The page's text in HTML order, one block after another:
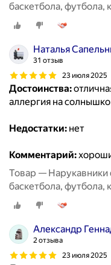
баскетбола, футбола,
пальцев, 2 пары
Наталья
31 отзыв
23 июля 2025
Достоинства:
аллергия на
Недостатки: нет
Комментарий:
Товар — Нарукавники
баскетбола, футбола,
пальцев, 2 пары
Александр
2 отзыва
23 июля 2025